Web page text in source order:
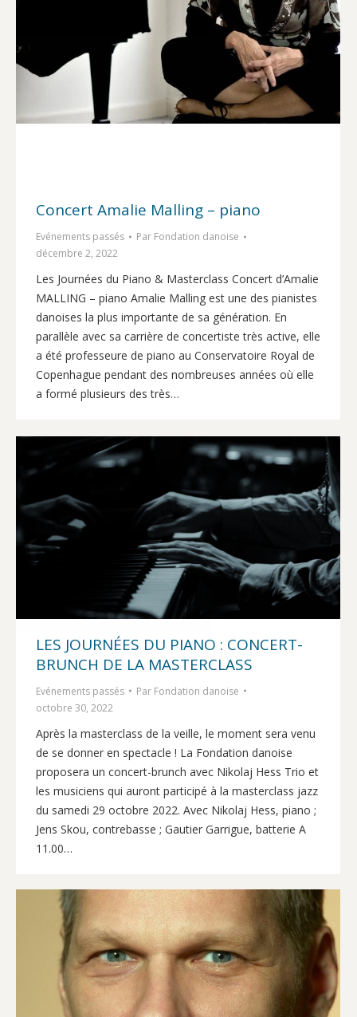
Concert Amalie Malling – piano
Evénements passés Par Fondation danoise
décembre 2, 2022
Les Journées du Piano & Masterclass Concert d’Amalie
MALLING – piano Amalie Malling est une des pianistes
danoises la plus importante de sa génération. En
parallèle avec sa carrière de concertiste très active, elle
a été professeure de piano au Conservatoire Royal de
Copenhague pendant des nombreuses années où elle
a formé plusieurs des très…
LES JOURNÉES DU PIANO : CONCERT-
BRUNCH DE LA MASTERCLASS
Evénements passés Par Fondation danoise
octobre 30, 2022
Après la masterclass de la veille, le moment sera venu
de se donner en spectacle ! La Fondation danoise
proposera un concert-brunch avec Nikolaj Hess Trio et
les musiciens qui auront participé à la masterclass jazz
du samedi 29 octobre 2022. Avec Nikolaj Hess, piano ;
Jens Skou, contrebasse ; Gautier Garrigue, batterie A
11.00…